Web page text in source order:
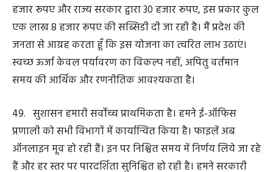
53. जनविश्वास विधेयक पारित करने वाले हम अग्रणी राज्य हैं।
हमने जनविश्वास विधेयक के माध्यम से राज्य के 8 अधिनियमों के
163 प्रावधानों में संशोधन किया है। छोटे-छोटे प्रकरणों में कोर्ट का
बहुमूल्य समय नष्ट होता है और नागरिकों का भी काफी समय इसमें
बर्बाद होता है। आम नागरिकों और कारोबारियों द्वारा किये गये
54. विकसित छत्तीसगढ़ का नेतृत्व युवा शक्ति के हाथों में होगा।
युवाओं के लिए शासकीय पदों में भर्ती पर सरकार तेजी से काम कर
रही है। राज्य निर्माण के बाद पहली बार व्यापम की परीक्षा का